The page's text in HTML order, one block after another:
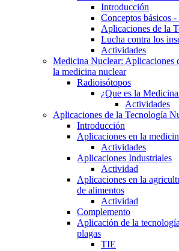
Introducción
Conceptos básicos
Aplicaciones de la
Lucha contra los
Actividades
Medicina Nuclear: Aplicaciones
la medicina nuclear
Radioisótopos
¿Que es la
Actividades
Aplicaciones de la Tecnología
Introducción
Aplicaciones en la
Actividades
Aplicaciones Industriales
Actividad
Aplicaciones en la
de alimentos
Actividad
Complemento
Aplicación de la
plagas
TIE